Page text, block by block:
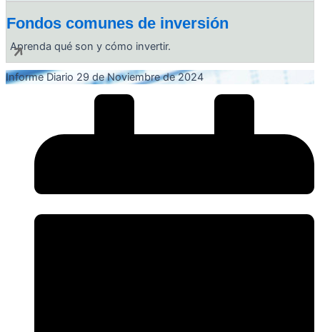
Fondos comunes de inversión
Aprenda qué son y cómo invertir.
Informe Diario 29 de Noviembre de 2024